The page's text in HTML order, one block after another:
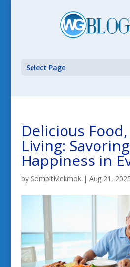
Select Page
Delicious
Living: Savoring
Happiness in
by SompitMekmok| Aug 21, 2025